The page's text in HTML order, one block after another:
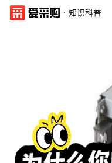
· 知识科普